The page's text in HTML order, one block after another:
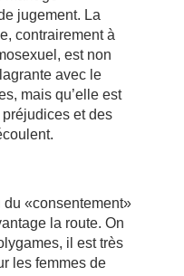
jugement. La
contrairement à
est non
avec le
mais qu’elle est
et des
du «consentement»
la route. On
il est très
les femmes de